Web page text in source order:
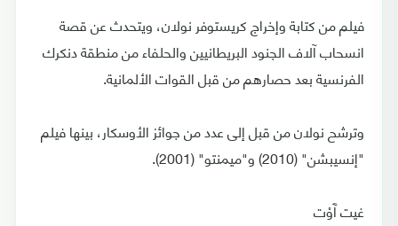
فيلم من كتابة وإخراج كريستوفر نولان، ويتحدث عن قصة
انسحاب آلاف الجنود البريطانيين والحلفاء من منطقة دنكرك
الفرنسية بعد حصارهم من قبل القوات الألمانية.
وترشح نولان من قبل إلى عدد من جوائز الأوسكار، بينها فيلم
"إنسيبشن" (2010) و"ميمنتو" (2001).
غيت آَوْت